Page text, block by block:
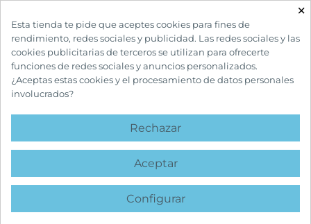
INICIO COMPLEMENTOS Y VITAMINAS
favorite
×
Esta tienda te pide que aceptes cookies para fines de
rendimiento, redes sociales y publicidad. Las redes sociales y las
cookies publicitarias de terceros se utilizan para ofrecerte
funciones de redes sociales y anuncios personalizados.
¿Aceptas estas cookies y el procesamiento de datos personales
involucrados?
Rechazar
Aceptar
Configurar